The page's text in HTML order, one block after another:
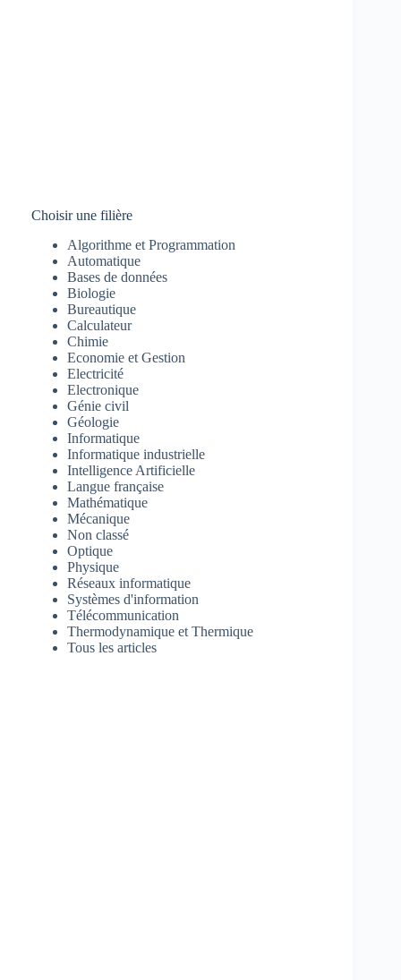
Choisir une filière
Algorithme et Programmation
Automatique
Bases de données
Biologie
Bureautique
Calculateur
Chimie
Economie et Gestion
Electricité
Electronique
Génie civil
Géologie
Informatique
Informatique industrielle
Intelligence Artificielle
Langue française
Mathématique
Mécanique
Non classé
Optique
Physique
Réseaux informatique
Systèmes d'information
Télécommunication
Thermodynamique et Thermique
Tous les articles